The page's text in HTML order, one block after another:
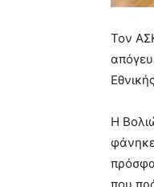
Τον
Η